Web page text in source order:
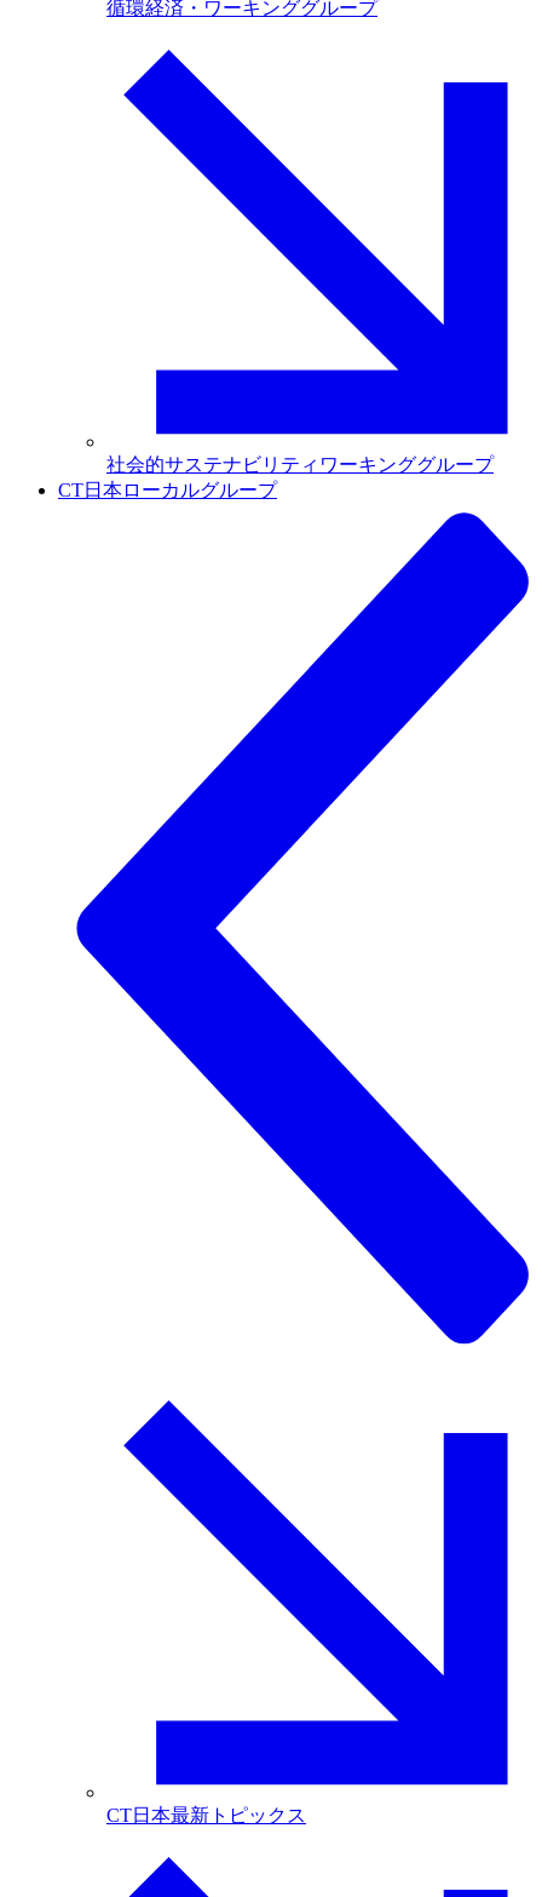
循環経済・ワーキンググループ
社会的サステナビリティワーキンググループ
CT日本ローカルグループ
CT日本最新トピックス